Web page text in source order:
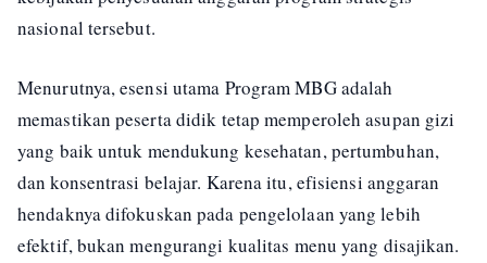
nasional tersebut.
Menurutnya, esensi utama Program MBG adalah
memastikan peserta didik tetap memperoleh asupan gizi
yang baik untuk mendukung kesehatan, pertumbuhan,
dan konsentrasi belajar. Karena itu, efisiensi anggaran
hendaknya difokuskan pada pengelolaan yang lebih
efektif, bukan mengurangi kualitas menu yang disajikan.